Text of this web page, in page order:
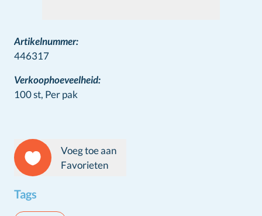
Artikelnummer:
446317
Verkoophoeveelheid:
100 st, Per pak
Voeg toe aan
Favorieten
Tags